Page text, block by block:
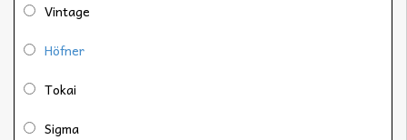
Vintage
Höfner
Tokai
Sigma